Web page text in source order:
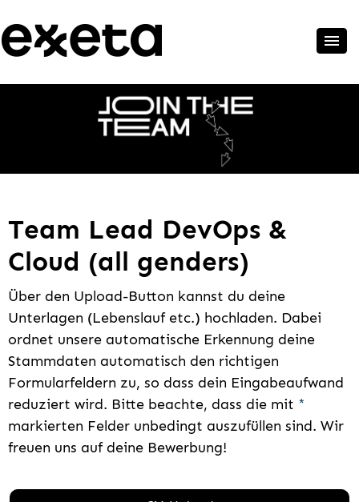
Team Lead DevOps &
Cloud (all genders)
Über den Upload-Button kannst du deine
Unterlagen (Lebenslauf etc.) hochladen. Dabei
ordnet unsere automatische Erkennung deine
Stammdaten automatisch den richtigen
Formularfeldern zu, so dass dein Eingabeaufwand
reduziert wird. Bitte beachte, dass die mit *
markierten Felder unbedingt auszufüllen sind. Wir
freuen uns auf deine Bewerbung!